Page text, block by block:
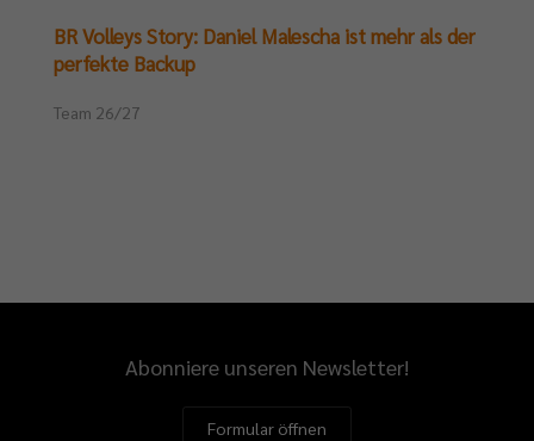
BR Volleys Story: Daniel Malescha ist mehr als der
perfekte Backup
Team 26/27
Abonniere unseren Newsletter!
Formular öffnen